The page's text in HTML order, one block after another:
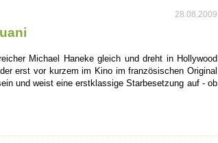
28.08.2009
Michael Haneke gleich und dreht in Hollywood
erst vor kurzem im Kino im französischen Original
und weist eine erstklassige Starbesetzung auf - ob